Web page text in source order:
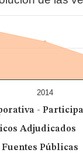
2014
-
Adjudicados
Públicas